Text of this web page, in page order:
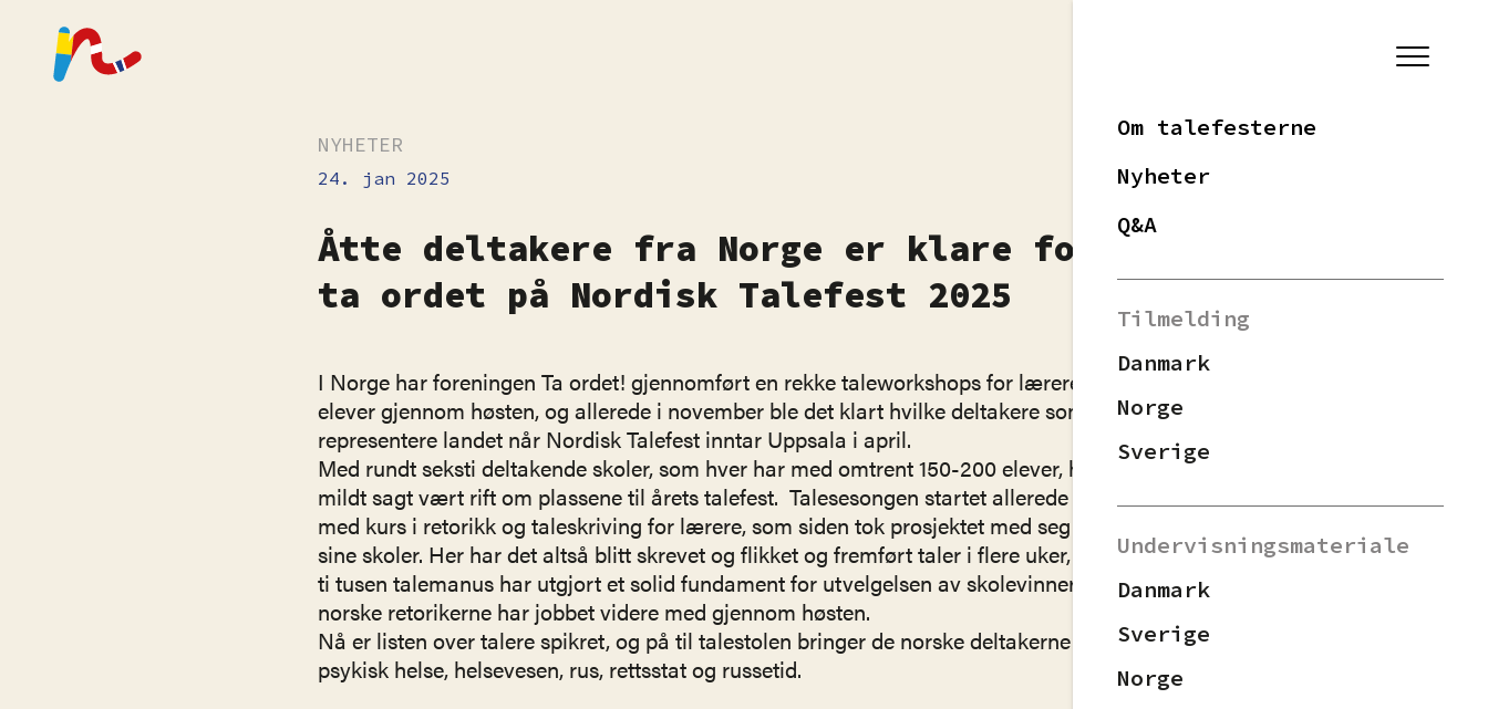
Om talefesterne
Nyheter
Q&A
Tilmelding
Danmark
Norge
Sverige
Undervisningsmateriale
Danmark
Sverige
Norge
NYHETER
24. jan 2025
Åtte deltakere fra Norge er klare for å
ta ordet på Nordisk Talefest 2025
I Norge har foreningen Ta ordet! gjennomført en rekke taleworkshops for lærere og
elever gjennom høsten, og allerede i november ble det klart hvilke deltakere som skal
representere landet når Nordisk Talefest inntar Uppsala i april.
Med rundt seksti deltakende skoler, som hver har med omtrent 150-200 elever, har det
mildt sagt vært rift om plassene til årets talefest. Talesesongen startet allerede i august,
med kurs i retorikk og taleskriving for lærere, som siden tok prosjektet med seg tilbake til
sine skoler. Her har det altså blitt skrevet og flikket og fremført taler i flere uker, og rundt
ti tusen talemanus har utgjort et solid fundament for utvelgelsen av skolevinnerne de
norske retorikerne har jobbet videre med gjennom høsten.
Nå er listen over talere spikret, og på til talestolen bringer de norske deltakerne taler om
psykisk helse, helsevesen, rus, rettsstat og russetid.